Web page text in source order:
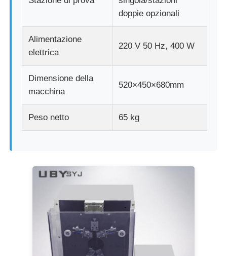
doppie opzionali
Alimentazione
elettrica
220 V 50 Hz, 400 W
Dimensione della
macchina
520×450×680mm
Peso netto 65 kg